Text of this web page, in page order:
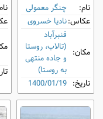
نام:
چنگر معمولی
عکاس:نادیا خسروی
مکان:
قنبرآباد
(تالاب، روستا
و جاده منتهی
به روستا)
تاریخ: 1400/01/19